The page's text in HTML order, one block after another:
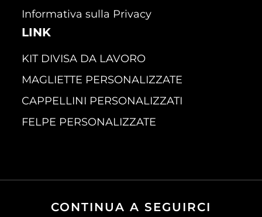
Informativa sulla Privacy
LINK
KIT DIVISA DA LAVORO
MAGLIETTE PERSONALIZZATE
CAPPELLINI PERSONALIZZATI
FELPE PERSONALIZZATE
CONTINUA A SEGUIRCI